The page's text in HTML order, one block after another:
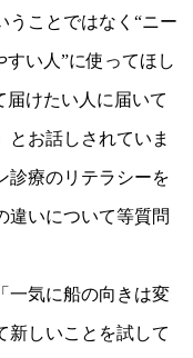
うことではなく“ニー
すい人”に使ってほし
届けたい人に届いて
とお話しされていま
診療のリテラシーを
違いについて等質問
一気に船の向きは変
新しいことを試して